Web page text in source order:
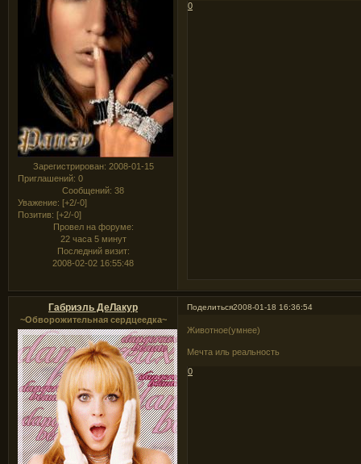
Зарегистрирован: 2008-01-15
Приглашений: 0
Сообщений: 38
Уважение: [+2/-0]
Позитив: [+2/-0]
Провел на форуме:
22 часа 5 минут
Последний визит:
2008-02-02 16:55:48
0
Поделиться2008-01-18 16:36:54
Габриэль ДеЛакур
~Обворожительная сердцеедка~
Животное(умнее)
Мечта иль реальность
0